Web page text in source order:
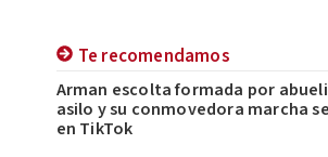
Te recomendamos
Arman escolta formada por
asilo y su conmovedora marcha
en TikTok